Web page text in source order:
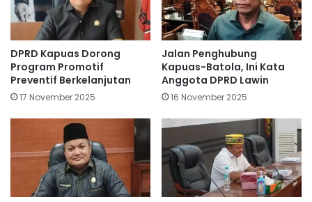
DPRD Kapuas Dorong
Program Promotif
Preventif Berkelanjutan
17 November 2025
Jalan Penghubung
Kapuas-Batola, Ini Kata
Anggota DPRD Lawin
16 November 2025